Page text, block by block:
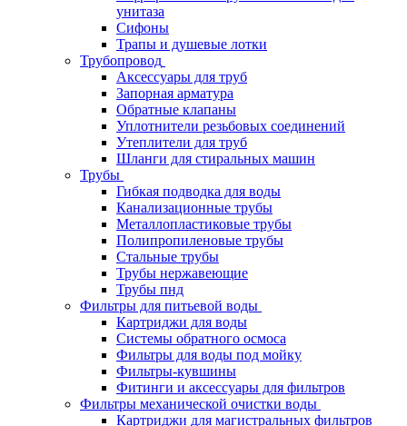
унитаза
Сифоны
Трапы и душевые лотки
Трубопровод
Аксессуары для труб
Запорная арматура
Обратные клапаны
Уплотнители резьбовых соединений
Утеплители для труб
Шланги для стиральных машин
Трубы
Гибкая подводка для воды
Канализационные трубы
Металлопластиковые трубы
Полипропиленовые трубы
Стальные трубы
Трубы нержавеющие
Трубы пнд
Фильтры для питьевой воды
Картриджи для воды
Системы обратного осмоса
Фильтры для воды под мойку
Фильтры-кувшины
Фитинги и аксессуары для фильтров
Фильтры механической очистки воды
Картриджи для магистральных фильтров